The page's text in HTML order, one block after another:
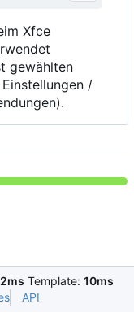
Xfce
gewählten
/
Template: 10ms
API